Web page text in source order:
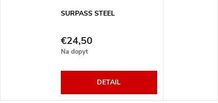
SURPASS STEEL
€24,50
Na dopyt
DETAIL